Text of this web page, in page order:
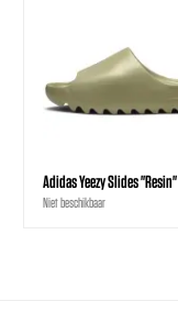
Adidas Yeezy Slides "Resin"
Niet beschikbaar